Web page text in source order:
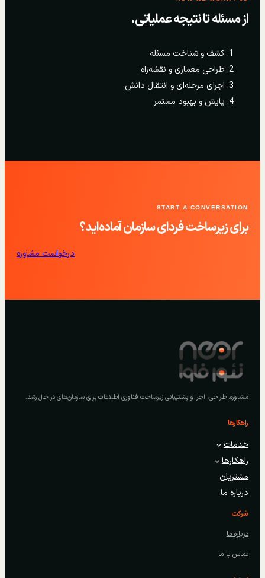
از مسئله تا نتیجه عملیاتی.
کشف و شناخت مسئله
طراحی معماری و نقشه‌راه
اجرای مرحله‌ای و انتقال دانش
پایش و بهبود مستمر
START A CONVERSATION
برای زیرساخت فردای سازمان آماده‌اید؟
درخواست مشاوره
مشاوره، طراحی، اجرا و پشتیبانی زیرساخت فناوری اطلاعات برای سازمان‌های در حال رشد.
راهکارها
خدمات
راهکارها
مشتریان
درباره ما
شرکت
درباره ما
تماس با ما